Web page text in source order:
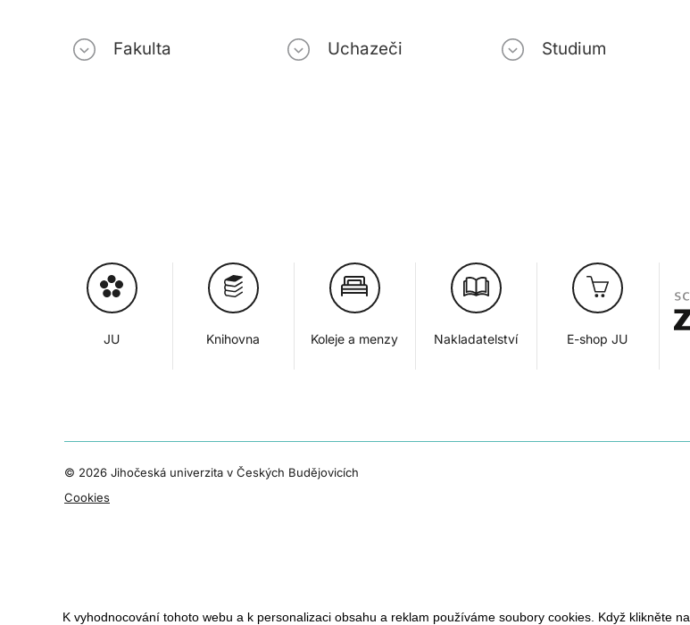
Fakulta Uchazeči Studium
JU Knihovna Koleje a menzy Nakladatelství E-shop JU
© 2026 Jihočeská univerzita v Českých Budějovicích
Cookies
K vyhodnocování tohoto webu a k personalizaci obsahu a reklam používáme soubory cookies. Když klikněte na